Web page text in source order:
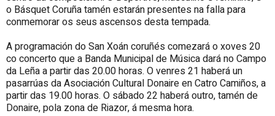
o Básquet Coruña tamén estarán presentes na falla para
conmemorar os seus ascensos desta tempada.
A programación do San Xoán coruñés comezará o xoves 20
co concerto que a Banda Municipal de Música dará no Campo
da Leña a partir das 20.00 horas. O venres 21 haberá un
pasarrúas da Asociación Cultural Donaire en Catro Camiños, a
partir das 19.00 horas. O sábado 22 haberá outro, tamén de
Donaire, pola zona de Riazor, á mesma hora.